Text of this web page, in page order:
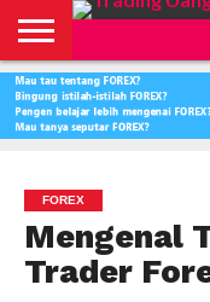
HOME
FEATURED
TRADING
MORE
FOREX
Mengenal
Trader